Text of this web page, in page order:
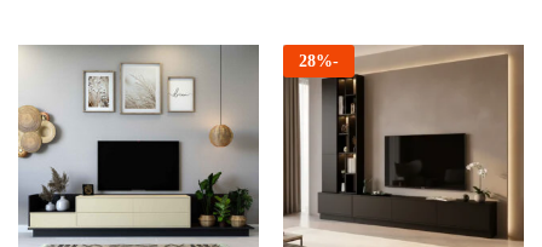
-
28%